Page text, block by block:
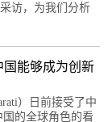
访，为我们分析
国能够成为创新
）日前接受了中
的全球角色的看